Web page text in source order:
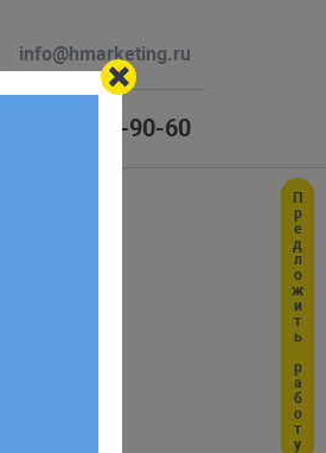
info@hmarketing.ru
+7 (925) 464-90-60
Предложить работу